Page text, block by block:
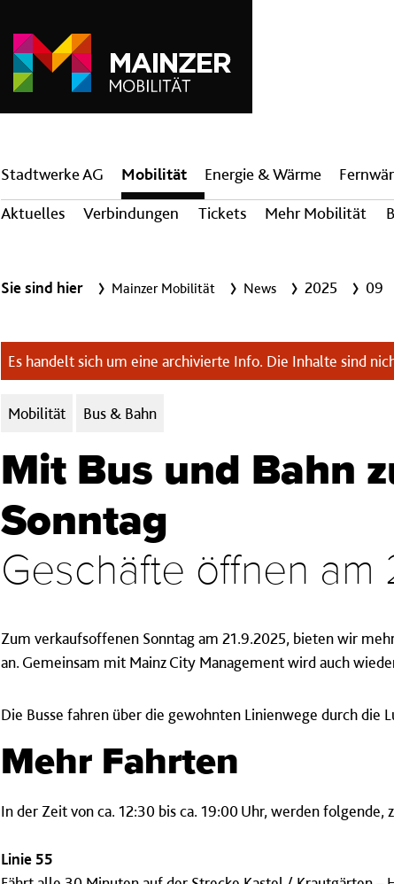
Hauptnavigation
Stadtwerke AG
Mobilität
Aktuelles
Verbindungen Tickets Mehr Mobilität
Energie & Wärme
Sie sind hier Mainzer Mobilität News 2025 09
Es handelt sich um eine archivierte Info. Die Inhalte sind
Kategorien:
Mobilität Bus & Bahn
Mit Bus und Bahn
Sonntag
Geschäfte öffnen am
Zum verkaufsoffenen Sonntag am 21.9.2025, bieten wir
an. Gemeinsam mit Mainz City Management wird auch
Die Busse fahren über die gewohnten Linienwege durch die
Mehr Fahrten
In der Zeit von ca. 12:30 bis ca. 19:00 Uhr, werden folgende,
Linie 55